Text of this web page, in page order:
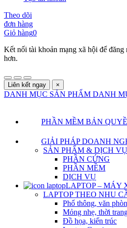
Theo dõi
đơn hàng
Giỏ hàng0
Kết nối tài khoản mạng xã hội để đăng
hơn.
Liên kết ngay ×
DANH MỤC SẢN PHẨM DANH
PHẦN MỀM BẢN
GIẢI PHÁP DOANH
SẢN PHẨM & DỊCH VỤ
PHẦN CỨNG
PHẦN MỀM
DỊCH VỤ
LAPTOP – MÁY
LAPTOP THEO NHU
Phổ thông, văn
Mỏng nhẹ, thời
Đồ họa, kiến trúc